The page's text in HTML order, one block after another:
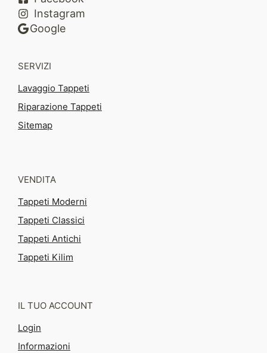
Instagram
Google
SERVIZI
Lavaggio Tappeti
Riparazione Tappeti
Sitemap
VENDITA
Tappeti Moderni
Tappeti Classici
Tappeti Antichi
Tappeti Kilim
IL TUO ACCOUNT
Login
Informazioni